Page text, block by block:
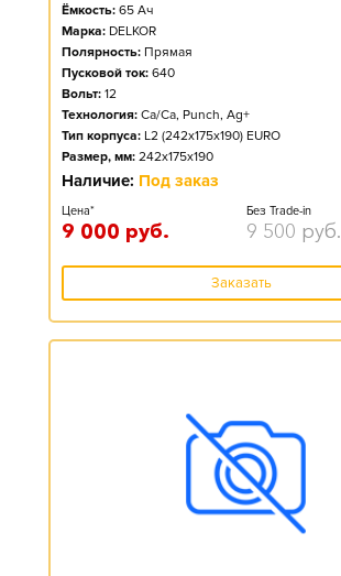
Ёмкость: 65 Ач
Марка: DELKOR
Полярность: Прямая
Пусковой ток: 640
Вольт: 12
Технология: Ca/Ca, Punch, Ag+
Тип корпуса: L2 (242x175x190) EURO
Размер, мм: 242x175x190
Наличие: Под заказ
Цена*
9 000 руб.
Без Trade-in
9 500 руб.
Заказать